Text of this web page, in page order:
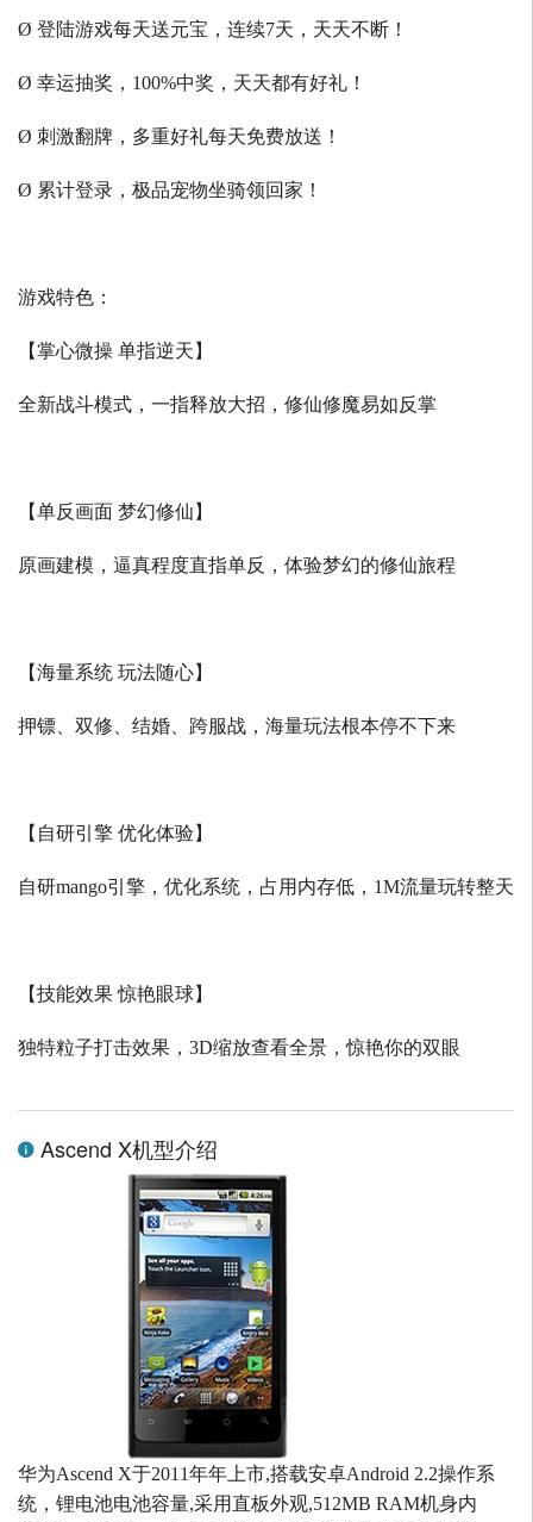
Ø 登陆游戏每天送元宝，连续7天，天天不断！
Ø 幸运抽奖，100%中奖，天天都有好礼！
Ø 刺激翻牌，多重好礼每天免费放送！
Ø 累计登录，极品宠物坐骑领回家！
游戏特色：
【掌心微操 单指逆天】
全新战斗模式，一指释放大招，修仙修魔易如反掌
【单反画面 梦幻修仙】
原画建模，逼真程度直指单反，体验梦幻的修仙旅程
【海量系统 玩法随心】
押镖、双修、结婚、跨服战，海量玩法根本停不下来
【自研引擎 优化体验】
自研mango引擎，优化系统，占用内存低， 1M流量玩转整天
【技能效果 惊艳眼球】
独特粒子打击效果， 3D缩放查看全景，惊艳你的双眼
Ascend X机型介绍
华为Ascend X于2011年年上市,搭载安卓Android 2.2操作系
统，锂电池电池容量,采用直板外观,512MB RAM机身内